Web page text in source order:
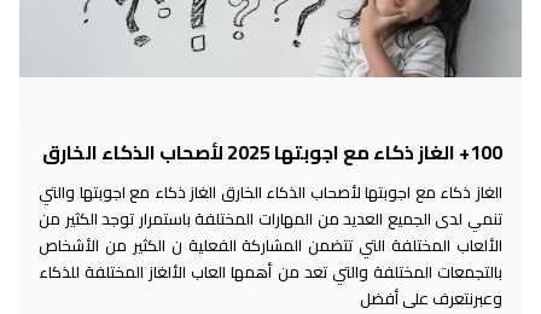
100+ الغاز ذكاء مع اجوبتها 2025 لأصحاب الذكاء الخارق
الغاز ذكاء مع اجوبتها لأصحاب الذكاء الخارق الغاز ذكاء مع اجوبتها والتي
تنمي لدى الجميع العديد من المهارات المختلفة باستمرار توجد الكثير من
الألعاب المختلفة التي تتضمن المشاركة الفعلية ن الكثير من الأشخاص
بالتجمعات المختلفة والتي تعد من أهمها العاب الألغاز المختلفة للذكاء
وعبرنتعرف على أفضل